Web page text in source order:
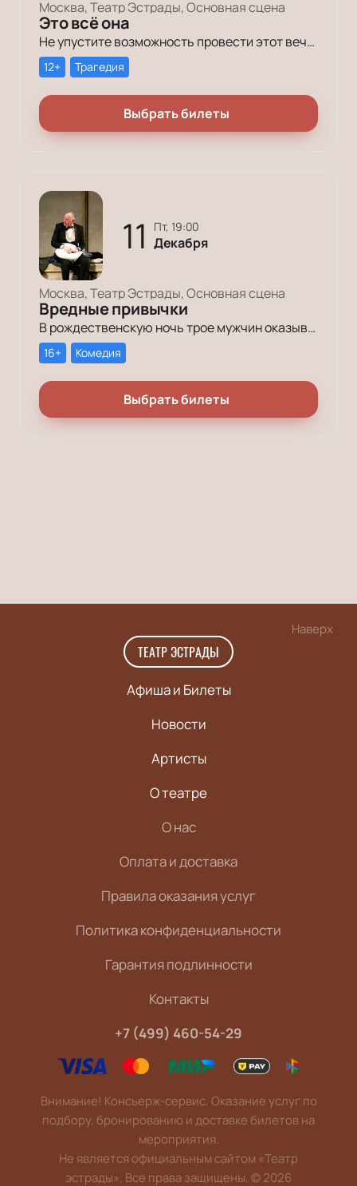
Москва, Театр Эстрады, Основная сцена
Это всё она
Не упустите возможность провести этот вечер в компании героев постановки «Это всё она»!
12+ Трагедия
Выбрать билеты
11 пт, 19:00
Декабря
Москва, Театр Эстрады, Основная сцена
Вредные привычки
В рождественскую ночь трое мужчин оказываются в КПЗ за административные правонарушения. Один – за курение в неположенном месте, второй – за алкогольное опьянение, третий – за превышение скорости.
16+ Комедия
Выбрать билеты
Наверх
ТЕАТР ЭСТРАДЫ
Афиша и Билеты
Новости
Артисты
О театре
О нас
Оплата и доставка
Правила оказания услуг
Политика конфиденциальности
Гарантия подлинности
Контакты
+7 (499) 460-54-29
Внимание! Консьерж-сервис. Оказание услуг по
подбору, бронированию и доставке билетов на
мероприятия.
Не является официальным сайтом «Театр
эстрады». Все права защищены.©2026